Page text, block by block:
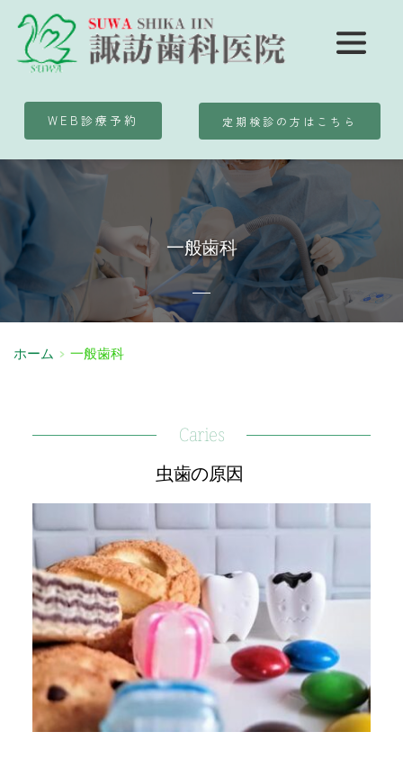
WEB診療予約 定期検診の方はこちら
一般歯科
ホーム 一般歯科
Caries
虫歯の原因